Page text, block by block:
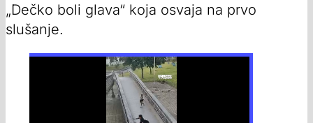
„Dečko boli glava“ koja osvaja na prvo
slušanje.